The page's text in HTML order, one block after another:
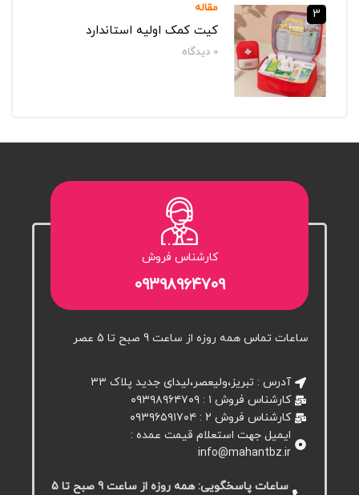
3 مقاله
کیت کمک اولیه استاندارد
0دیدگاه‌
کارشناس فروش
۰۹۳۹۸۹۶۴۷۰۹
ساعات تماس همه روزه از ساعت 9 صبح تا 5 عصر
آدرس : تبریز،ولیعصر،لیدای جدید پلاک ۳۳
کارشناس فروش ۱ : ۰۹۳۹۸۹۶۴۷۰۹
کارشناس فروش 2 : ۰۹۳۹۶۵۹۱۷۰۴
ایمیل جهت استعلام قیمت عمده :
info@mahantbz.ir
ساعات پاسخگویی: همه روزه از ساعت 9 صبح تا 5